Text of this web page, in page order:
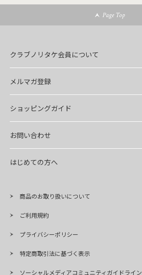
Page Top
クラブノリタケ会員について
メルマガ登録
ショッピングガイド
お問い合わせ
はじめての方へ
商品のお取り扱いについて
ご利用規約
プライバシーポリシー
特定商取引法に基づく表示
ソーシャルメディアコミュニティガイドライン